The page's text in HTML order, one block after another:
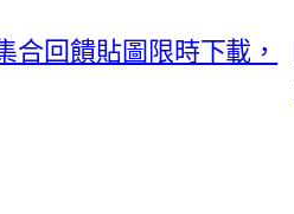
合回饋貼圖限時下載，